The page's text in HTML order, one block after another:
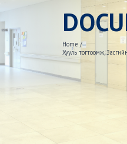
Home /
Хууль тогтоомж,